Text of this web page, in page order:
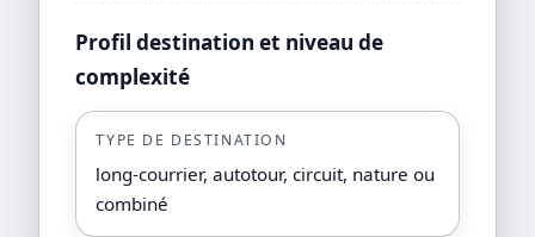
Profil destination et niveau de
complexité
TYPE DE DESTINATION
long-courrier, autotour, circuit, nature ou
combiné